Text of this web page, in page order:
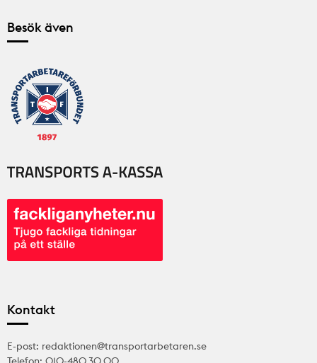
Besök även
Kontakt
E-post: redaktionen@transportarbetaren.se